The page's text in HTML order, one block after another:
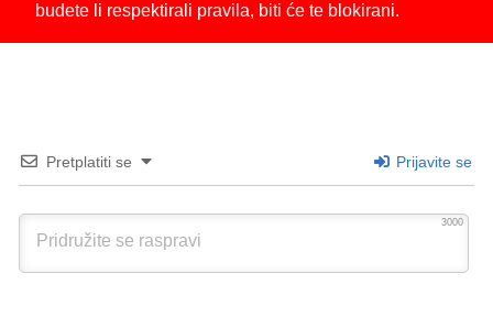
budete li respektirali pravila, biti će te blokirani.
Pretplatiti se Prijavite se
3000